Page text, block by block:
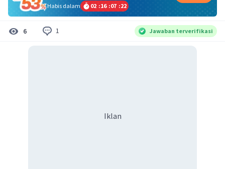
Habis dalam
02 :16 :07 :22
6 1 Jawaban terverifikasi
Iklan